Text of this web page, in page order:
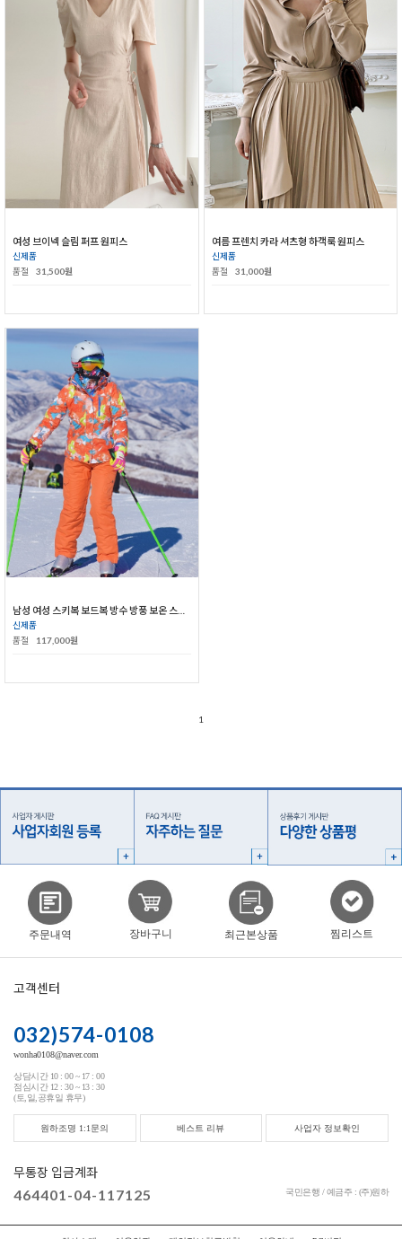
여성 브이넥 슬림 퍼프 원피스
신제품
품절
31,500원
여름 프렌치 카라 셔츠형 하객룩 원피스
신제품
품절
31,000원
신제품
품절
117,000원
1
주문내역 장바구니 최근본상품 찜리스트
고객센터
032)574-0108
wonha0108@naver.com
상담시간 10 : 00 ~ 17 : 00
점심시간 12 : 30 ~ 13 : 30
(토,일,공휴일 휴무)
원하조명 1:1문의 베스트 리뷰 사업자 정보확인
무통장 입금계좌
464401-04-117125 국민은행 / 예금주 : (주)원하